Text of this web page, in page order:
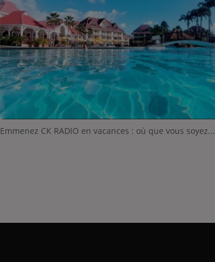
Emmenez CK RADIO en vacances : où que vous soyez...